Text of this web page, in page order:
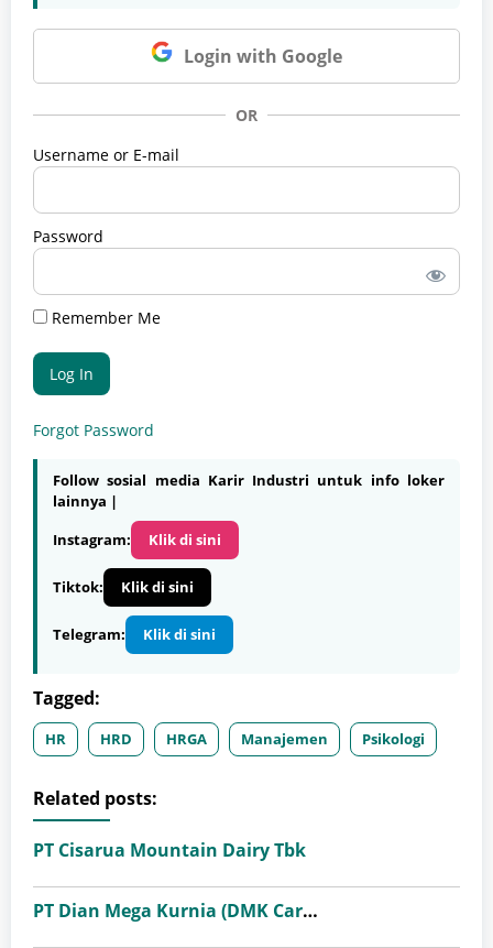
Login with Google
OR
Username or E-mail
Password
Remember Me
Forgot Password
Follow sosial media Karir Industri untuk info loker
lainnya |
Instagram:
Klik di sini
Tiktok: Klik di sini
Telegram: Klik di sini
Tagged:
HR HRD HRGA Manajemen Psikologi
Related posts:
PT Cisarua Mountain Dairy Tbk
PT Dian Mega Kurnia (DMK Cargo)